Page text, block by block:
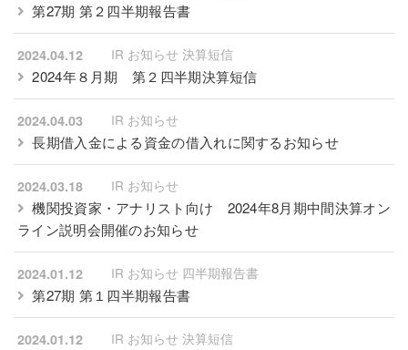
第27期 第２四半期報告書
2024.04.12 IR お知らせ 決算短信
2024年８月期 第２四半期決算短信
2024.04.03 IR お知らせ
長期借入金による資金の借入れに関するお知らせ
2024.03.18 IR お知らせ
機関投資家・アナリスト向け 2024年8月期中間決算オン
ライン説明会開催のお知らせ
2024.01.12 IR お知らせ 四半期報告書
第27期 第１四半期報告書
2024.01.12 IR お知らせ 決算短信